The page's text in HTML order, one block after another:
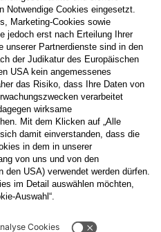
Daten, nämlich
Zusendungen per E-
und das
Center Baden
Center Baden
werden.
entsprechend der
Austria Aktiengesellschaft und
abrufen und einsehen kann. Die